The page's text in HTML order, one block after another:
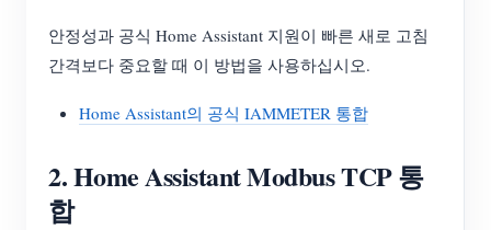
안정성과 공식 Home Assistant 지원이 빠른 새로 고침
간격보다 중요할 때 이 방법을 사용하십시오.
Home Assistant의 공식 IAMMETER 통합
2. Home Assistant Modbus TCP 통
합